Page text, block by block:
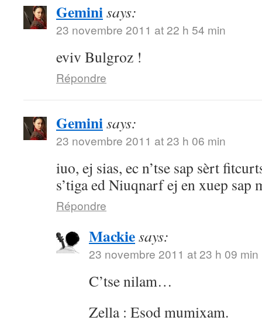
Geminisays:
23 novembre 2011 at 22 h 54 min
eviv Bulgroz !
Répondre
Geminisays:
23 novembre 2011 at 23 h 06 min
iuo, ej sias, ec n’tse sap sèrt
s’tiga ed Niuqnarf ej en xuep sap
Répondre
Mackiesays:
23 novembre 2011 at 23 h 09 min
C’tse nilam…
Zella : Esod mumixam.